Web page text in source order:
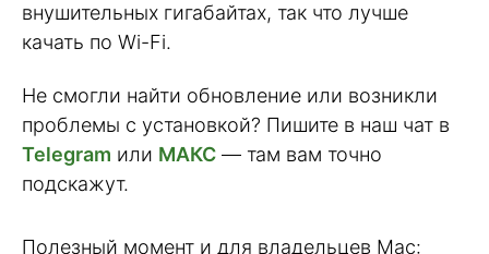
внушительных гигабайтах, так что лучше
качать по Wi-Fi.
Не смогли найти обновление или возникли
проблемы с установкой? Пишите в наш чат в
Telegram или МАКС — там вам точно
подскажут.
Полезный момент и для владельцев Mac: